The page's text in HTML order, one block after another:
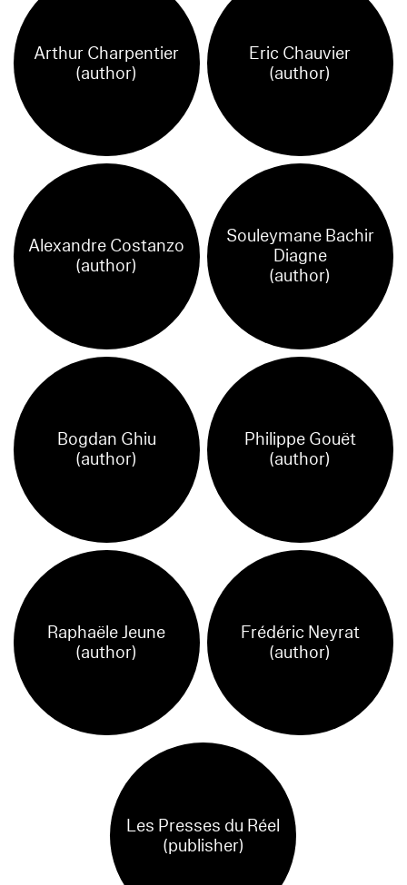
Arthur Charpentier
(author)
Eric Chauvier
(author)
Alexandre Costanzo
(author)
Souleymane Bachir
Diagne
(author)
Bogdan Ghiu
(author)
Philippe Gouët
(author)
Raphaële Jeune
(author)
Frédéric Neyrat
(author)
Les Presses du Réel
(publisher)